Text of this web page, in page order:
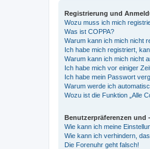
Registrierung und
Wozu muss ich mich
Was ist COPPA?
Warum kann ich mich nicht
Ich habe mich registriert,
Warum kann ich mich nicht
Ich habe mich vor einiger
Ich habe mein Passwort
Warum werde ich
Wozu ist die Funktion „Alle
Benutzerpräferenzen und
Wie kann ich meine
Wie kann ich verhindern,
Die Forenuhr geht falsch!